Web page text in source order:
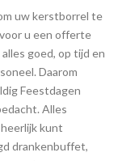
uw kerstborrel te
u een offerte
goed, op tijd en
Daarom
Feestdagen
Alles
kunt
drankenbuffet,